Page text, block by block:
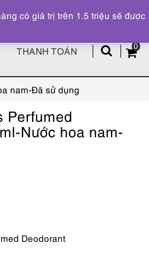
0
THANH TOÁN
nam-Đã sử dụng
Perfumed
Nước hoa nam-
Deodorant
có giá trị trên 1.5 triệu sẽ được